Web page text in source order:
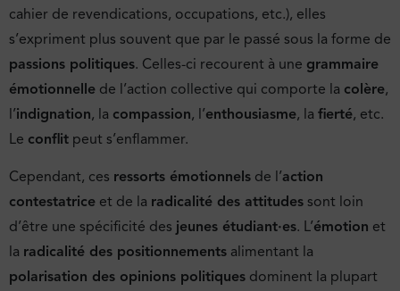
cahier de revendications, occupations, etc.), elles
s’expriment plus souvent que par le passé sous la forme de
passions politiques. Celles-ci recourent à une grammaire
émotionnelle de l’action collective qui comporte la colère,
l’indignation, la compassion, l’enthousiasme, la fierté, etc.
Le conflit peut s’enflammer.
Cependant, ces ressorts émotionnels de l’action
contestatrice et de la radicalité des attitudes sont loin
d’être une spécificité des jeunes étudiant·es. L’émotion et
la radicalité des positionnements alimentant la
polarisation des opinions politiques dominent la plupart